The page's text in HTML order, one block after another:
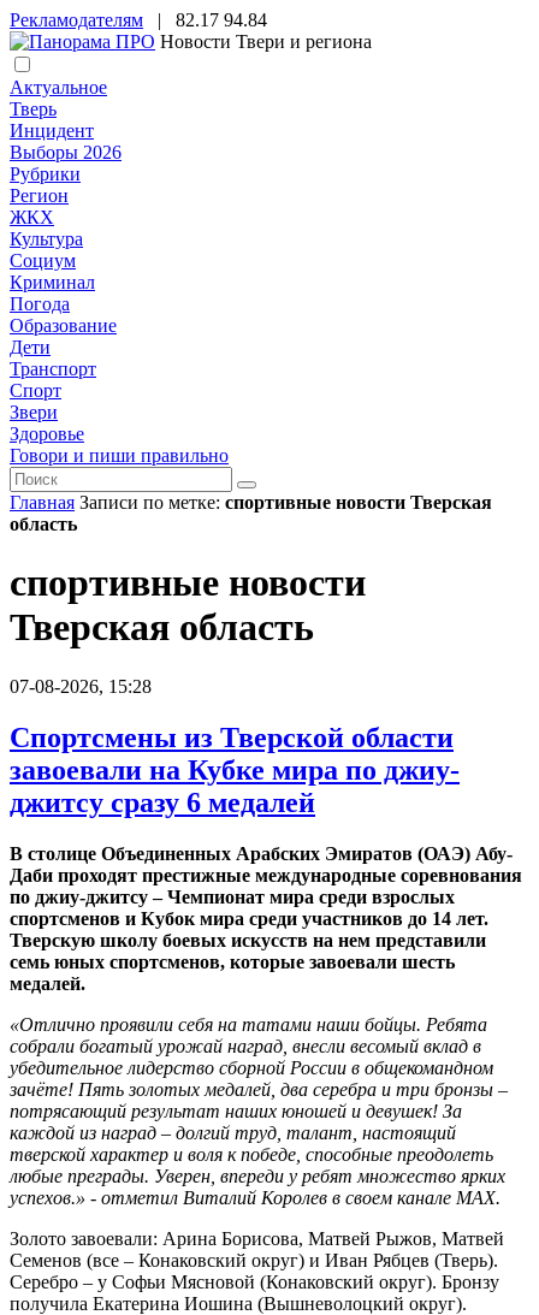
Рекламодателям | 82.17 94.84
Новости Твери и региона
Актуальное
Тверь
Инцидент
Выборы 2026
Рубрики
Регион
ЖКХ
Культура
Социум
Криминал
Погода
Образование
Дети
Транспорт
Спорт
Звери
Здоровье
Говори и пиши правильно
Главная Записи по метке: спортивные новости Тверская
область
спортивные новости
Тверская область
07-08-2026, 15:28
Спортсмены из Тверской области
завоевали на Кубке мира по джиу-
джитсу сразу 6 медалей
В столице Объединенных Арабских Эмиратов (ОАЭ) Абу-
Даби проходят престижные международные соревнования
по джиу-джитсу – Чемпионат мира среди взрослых
спортсменов и Кубок мира среди участников до 14 лет.
Тверскую школу боевых искусств на нем представили
семь юных спортсменов, которые завоевали шесть
медалей.
«Отлично проявили себя на татами наши бойцы. Ребята
собрали богатый урожай наград, внесли весомый вклад в
убедительное лидерство сборной России в общекомандном
зачёте! Пять золотых медалей, два серебра и три бронзы –
потрясающий результат наших юношей и девушек! За
каждой из наград – долгий труд, талант, настоящий
тверской характер и воля к победе, способные преодолеть
любые преграды. Уверен, впереди у ребят множество ярких
успехов.» - отметил Виталий Королев в своем канале MAX.
Золото завоевали: Арина Борисова, Матвей Рыжов, Матвей
Семенов (все – Конаковский округ) и Иван Рябцев (Тверь).
Серебро – у Софьи Мясновой (Конаковский округ). Бронзу
получила Екатерина Иошина (Вышневолоцкий округ).